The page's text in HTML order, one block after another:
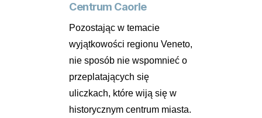
Centrum Caorle
Pozostając w temacie
wyjątkowości regionu Veneto,
nie sposób nie wspomnieć o
przeplatających się
uliczkach, które wiją się w
historycznym centrum miasta.